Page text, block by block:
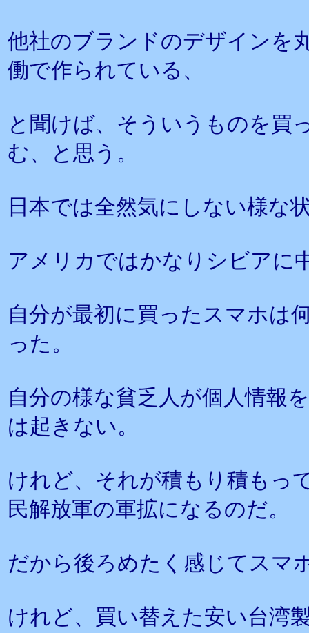
他社のブランドのデザインを
働で作られている、
と聞けば、そういうものを買
む、と思う。
日本では全然気にしない様な
アメリカではかなりシビアに
自分が最初に買ったスマホは
った。
自分の様な貧乏人が個人情報
は起きない。
けれど、それが積もり積もっ
民解放軍の軍拡になるのだ。
だから後ろめたく感じてスマ
けれど、買い替えた安い台湾